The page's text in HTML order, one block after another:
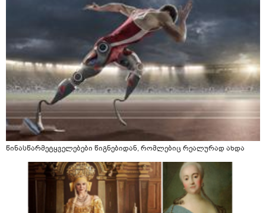
წინასწარმეტყველებები წიგნებიდან, რომლებიც რეალურად ახდა